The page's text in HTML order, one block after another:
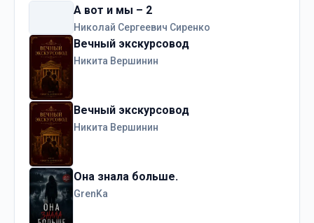
А вот и мы – 2
Николай Сергеевич Сиренко
Вечный экскурсовод
Никита Вершинин
Вечный экскурсовод
Никита Вершинин
Она знала больше.
GrenKa